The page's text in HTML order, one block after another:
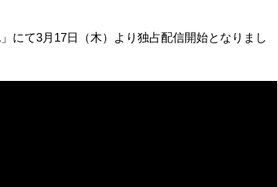
にて3月17日（木）より独占配信開始となりまし